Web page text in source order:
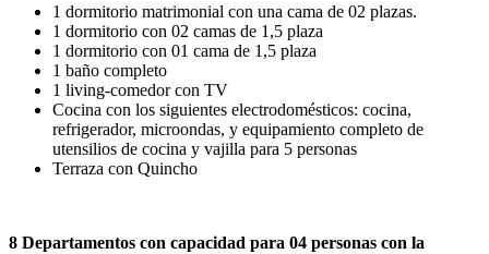
1 dormitorio matrimonial con una cama de 02 plazas.
1 dormitorio con 02 camas de 1,5 plaza
1 dormitorio con 01 cama de 1,5 plaza
1 baño completo
1 living-comedor con TV
Cocina con los siguientes electrodomésticos: cocina,
refrigerador, microondas, y equipamiento completo de
utensilios de cocina y vajilla para 5 personas
Terraza con Quincho
8 Departamentos con capacidad para 04 personas con la